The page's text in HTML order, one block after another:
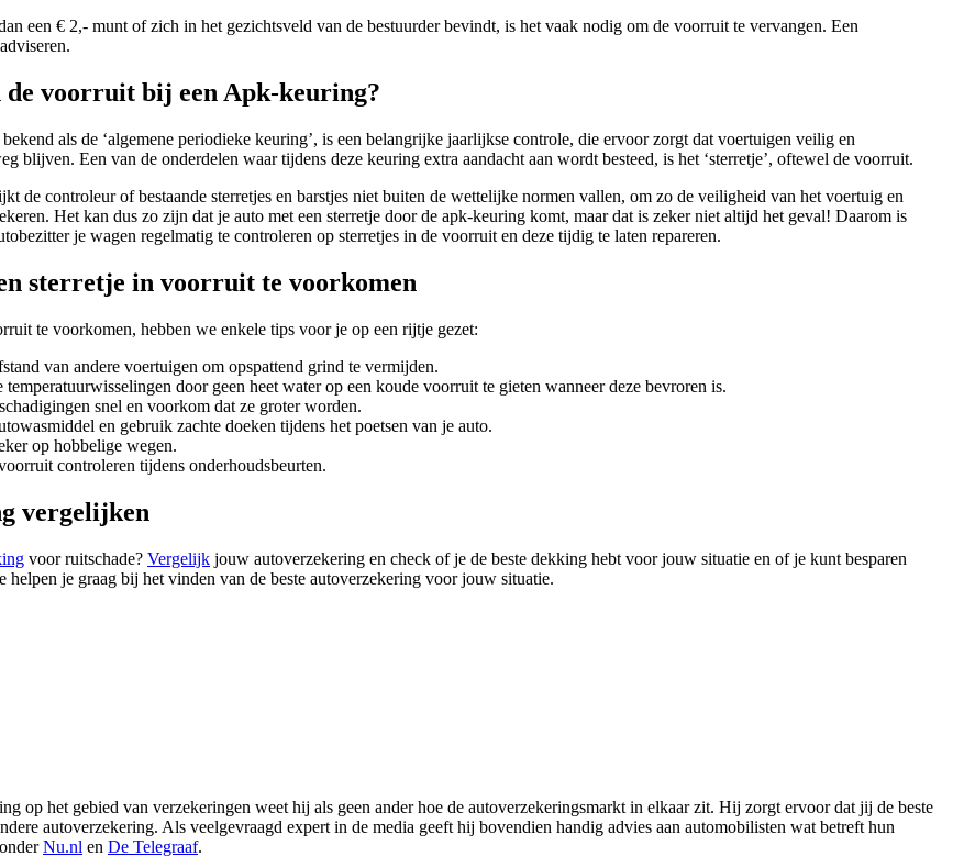
een € 2,- munt of zich in het gezichtsveld van de bestuurder bevindt, is het vaak nodig om de voorruit te vervangen. Een
voorruit bij een Apk-keuring?
als de ‘algemene periodieke keuring’, is een belangrijke jaarlijkse controle, die ervoor zorgt dat voertuigen veilig en
blijven. Een van de onderdelen waar tijdens deze keuring extra aandacht aan wordt besteed, is het ‘sterretje’, oftewel de voorruit.
de controleur of bestaande sterretjes en barstjes niet buiten de wettelijke normen vallen, om zo de veiligheid van het voertuig en
Het kan dus zo zijn dat je auto met een sterretje door de apk-keuring komt, maar dat is zeker niet altijd het geval! Daarom is
je wagen regelmatig te controleren op sterretjes in de voorruit en deze tijdig te laten repareren.
sterretje in voorruit te voorkomen
te voorkomen, hebben we enkele tips voor je op een rijtje gezet:
van andere voertuigen om opspattend grind te vermijden.
door geen heet water op een koude voorruit te gieten wanneer deze bevroren is.
snel en voorkom dat ze groter worden.
en gebruik zachte doeken tijdens het poetsen van je auto.
op hobbelige wegen.
controleren tijdens onderhoudsbeurten.
vergelijken
voor ruitschade? Vergelijk jouw autoverzekering en check of je de beste dekking hebt voor jouw situatie en of je kunt besparen
helpen je graag bij het vinden van de beste autoverzekering voor jouw situatie.
op het gebied van verzekeringen weet hij als geen ander hoe de autoverzekeringsmarkt in elkaar zit. Hij zorgt ervoor dat jij de beste
autoverzekering. Als veelgevraagd expert in de media geeft hij bovendien handig advies aan automobilisten wat betreft hun
Nu.nl en De Telegraaf.